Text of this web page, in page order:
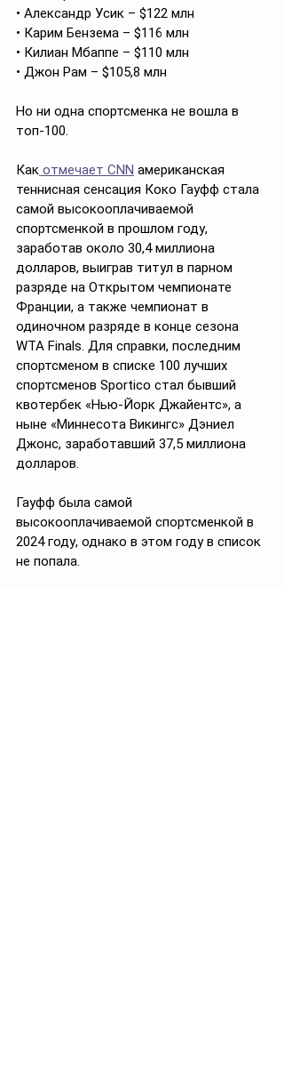
• Александр Усик – $122 млн
• Карим Бензема – $116 млн
• Килиан Мбаппе – $110 млн
• Джон Рам – $105,8 млн
Но ни одна спортсменка не вошла в
топ-100.
Как отмечает CNN американская
теннисная сенсация Коко Гауфф стала
самой высокооплачиваемой
спортсменкой в прошлом году,
заработав около 30,4 миллиона
долларов, выиграв титул в парном
разряде на Открытом чемпионате
Франции, а также чемпионат в
одиночном разряде в конце сезона
WTA Finals. Для справки, последним
спортсменом в списке 100 лучших
спортсменов Sportico стал бывший
квотербек «Нью-Йорк Джайентс», а
ныне «Миннесота Викингс» Дэниел
Джонс, заработавший 37,5 миллиона
долларов.
Гауфф была самой
высокооплачиваемой спортсменкой в
2024 году, однако в этом году в список
не попала.